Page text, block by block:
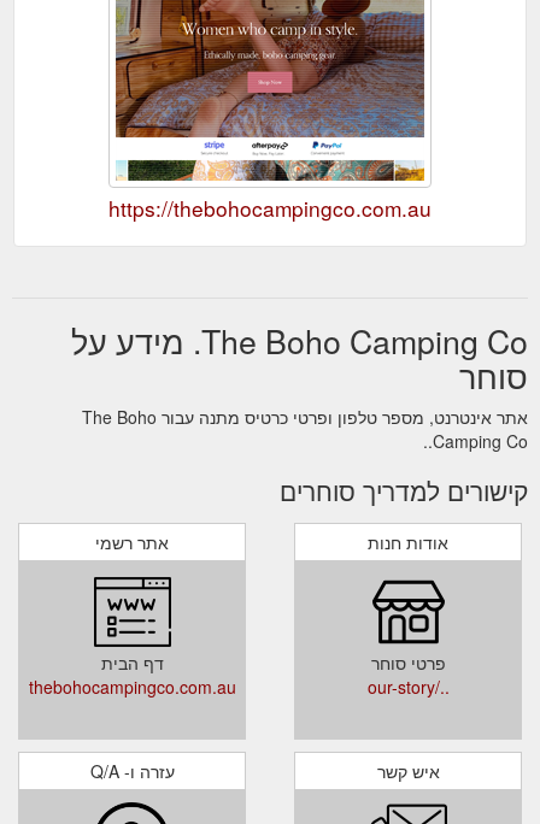
https://thebohocampingco.com.au
The Boho Camping Co. מידע על
סוחר
אתר אינטרנט, מספר טלפון ופרטי כרטיס מתנה עבור The Boho
Camping Co..
קישורים למדריך סוחרים
אתר רשמי
דף הבית
thebohocampingco.com.au
אודות חנות
פרטי סוחר
../our-story
עזרה ו- Q/A איש קשר